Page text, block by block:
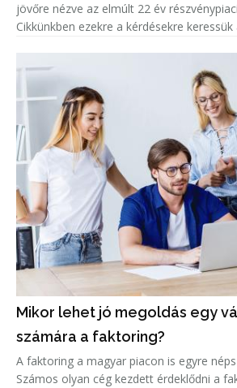
jövőre nézve az elmúlt 22 év
Cikkünkben ezekre a kérdésekre keressük
Mikor lehet jó megoldás egy
számára a faktoring?
A faktoring a magyar piacon is egyre
Számos olyan cég kezdett érdeklődni a